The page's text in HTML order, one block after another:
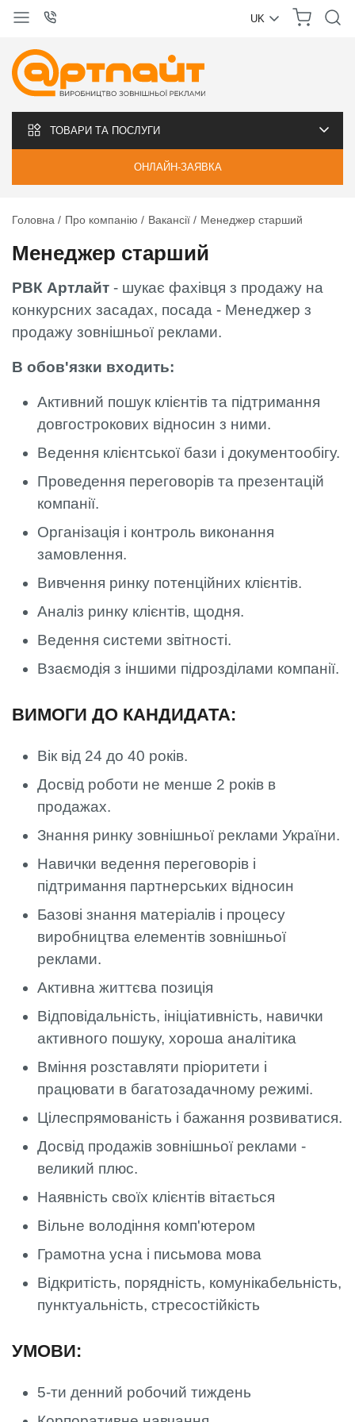
UK
ТОВАРИ ТА ПОСЛУГИ
ОНЛАЙН-ЗАЯВКА
Головна Про компанію Вакансії Менеджер старший
Менеджер старший
РВК Артлайт - шукає фахівця з продажу на
конкурсних засадах, посада - Менеджер з
продажу зовнішньої реклами.
В обов'язки входить:
Активний пошук клієнтів та підтримання
довгострокових відносин з ними.
Ведення клієнтської бази і документообігу.
Проведення переговорів та презентацій
компанії.
Організація і контроль виконання
замовлення.
Вивчення ринку потенційних клієнтів.
Аналіз ринку клієнтів, щодня.
Ведення системи звітності.
Взаємодія з іншими підрозділами компанії.
ВИМОГИ ДО КАНДИДАТА:
Вік від 24 до 40 років.
Досвід роботи не менше 2 років в
продажах.
Знання ринку зовнішньої реклами України.
Навички ведення переговорів і
підтримання партнерських відносин
Базові знання матеріалів і процесу
виробництва елементів зовнішньої
реклами.
Активна життєва позиція
Відповідальність, ініціативність, навички
активного пошуку, хороша аналітика
Вміння розставляти пріоритети і
працювати в багатозадачному режимі.
Цілеспрямованість і бажання розвиватися.
Досвід продажів зовнішньої реклами -
великий плюс.
Наявність своїх клієнтів вітається
Вільне володіння комп'ютером
Грамотна усна і письмова мова
Відкритість, порядність, комунікабельність,
пунктуальність, стресостійкість
УМОВИ:
5-ти денний робочий тиждень